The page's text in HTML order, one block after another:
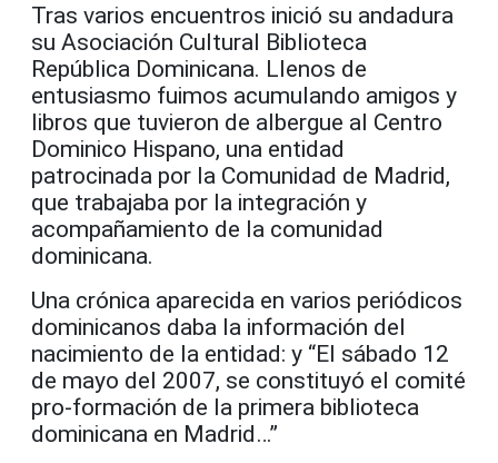
Tras varios encuentros inició su andadura
su Asociación Cultural Biblioteca
República Dominicana. Llenos de
entusiasmo fuimos acumulando amigos y
libros que tuvieron de albergue al Centro
Dominico Hispano, una entidad
patrocinada por la Comunidad de Madrid,
que trabajaba por la integración y
acompañamiento de la comunidad
dominicana.
Una crónica aparecida en varios periódicos
dominicanos daba la información del
nacimiento de la entidad: y “El sábado 12
de mayo del 2007, se constituyó el comité
pro-formación de la primera biblioteca
dominicana en Madrid…”